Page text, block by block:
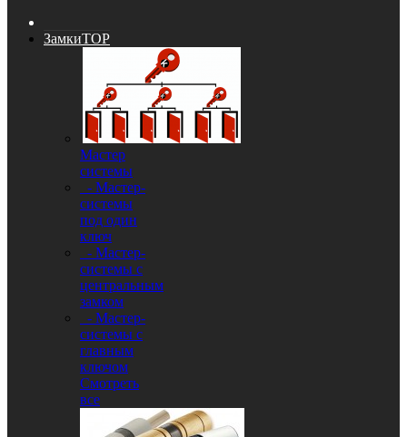
ЗамкиTOP
Мастер
системы
- Мастер-
системы
под один
ключ
- Мастер-
системы с
центральным
замком
- Мастер-
системы с
главным
ключом
Смотреть
все